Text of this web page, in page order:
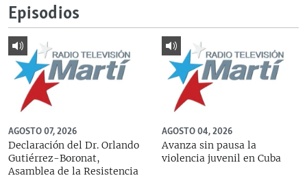
KENTU-CUBANO
LOS SANTOS DE HIALEAH
DESINFORMACIÓN RUSA EN AMÉRICA LATINA
LA INVASIÓN DE RUSIA A UCRANIA
SÍGUENOS
Episodios
AGOSTO 07, 2026
Declaración del Dr. Orlando
Gutiérrez-Boronat,
Asamblea de la Resistencia
AGOSTO 04, 2026
Avanza sin pausa la
violencia juvenil en Cuba